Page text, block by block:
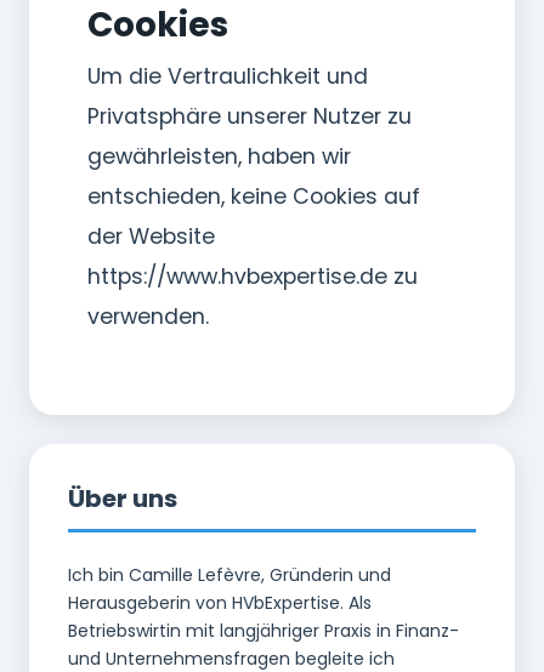
Cookies
Um die Vertraulichkeit und
Privatsphäre unserer Nutzer zu
gewährleisten, haben wir
entschieden, keine Cookies auf
der Website
https://www.hvbexpertise.de zu
verwenden.
Über uns
Ich bin Camille Lefèvre, Gründerin und
Herausgeberin von HVbExpertise. Als
Betriebswirtin mit langjähriger Praxis in Finanz-
und Unternehmensfragen begleite ich